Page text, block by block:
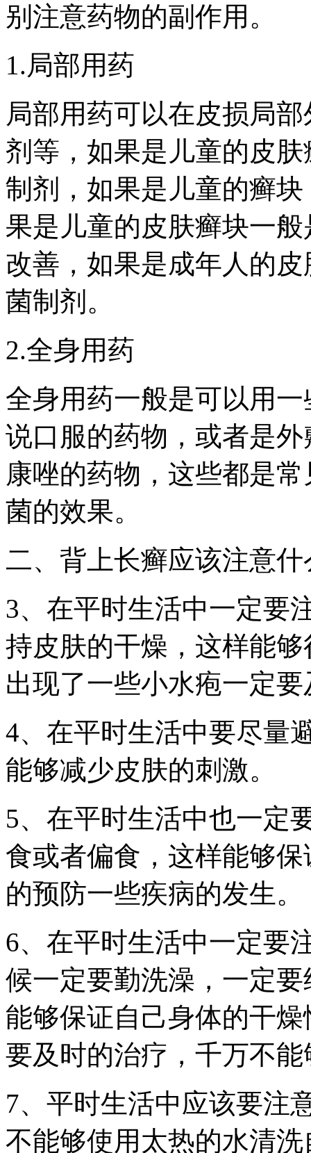
别注意药物的副作用。
1.局部用药
局部用药可以在皮损局
剂等，如果是儿童的皮
制剂，如果是儿童的癣
果是儿童的皮肤癣块一
改善，如果是成年人的
菌制剂。
2.全身用药
全身用药一般是可以用
说口服的药物，或者是
康唑的药物，这些都是
菌的效果。
二、背上长癣应该注意什
3、在平时生活中一定要
持皮肤的干燥，这样能
出现了一些小水疱一定
4、在平时生活中要尽量
能够减少皮肤的刺激。
5、在平时生活中也一定
食或者偏食，这样能够
的预防一些疾病的发生。
6、在平时生活中一定要
候一定要勤洗澡，一定
能够保证自己身体的干
要及时的治疗，千万不
7、平时生活中应该要注
不能够使用太热的水清